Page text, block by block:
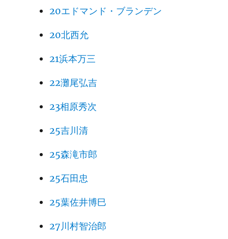
20エドマンド・ブランデン
20北西允
21浜本万三
22灘尾弘吉
23相原秀次
25吉川清
25森滝市郎
25石田忠
25葉佐井博巳
27川村智治郎